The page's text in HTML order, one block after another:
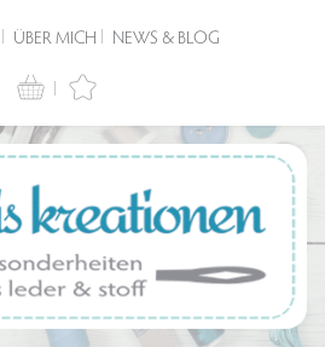
ÜBER MICH NEWS & BLOG